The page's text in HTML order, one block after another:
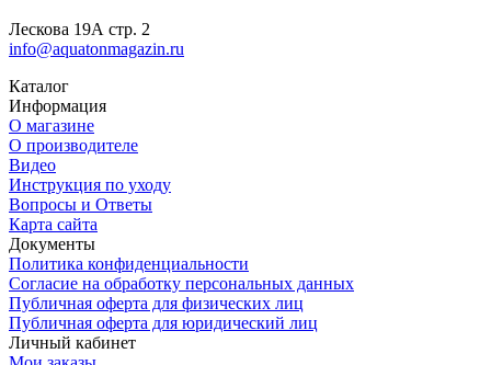
Лескова 19А стр. 2
info@aquatonmagazin.ru
Каталог
Информация
О магазине
О производителе
Видео
Инструкция по уходу
Вопросы и Ответы
Карта сайта
Документы
Политика конфиденциальности
Согласие на обработку персональных данных
Публичная оферта для физических лиц
Публичная оферта для юридический лиц
Личный кабинет